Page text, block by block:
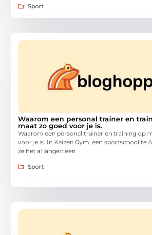
Sport
Waarom een personal trainer en
maat zo goed voor je is.
Waarom een personal trainer en training op
voor je is. In Kaizen Gym, een sportschool te
ze het al langer: een
Sport